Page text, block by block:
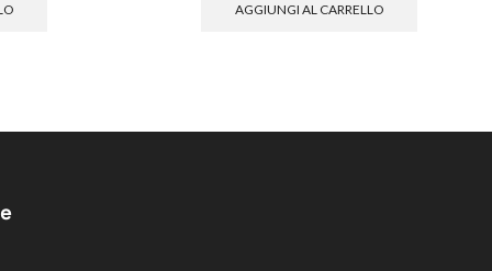
AGGIUNGI AL CARRELLO